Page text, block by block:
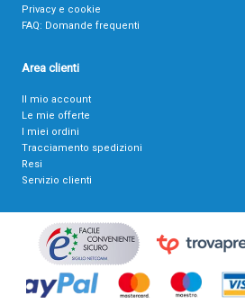
Privacy e cookie
FAQ: Domande frequenti
Area clienti
Il mio account
Le mie offerte
I miei ordini
Tracciamento spedizioni
Resi
Servizio clienti